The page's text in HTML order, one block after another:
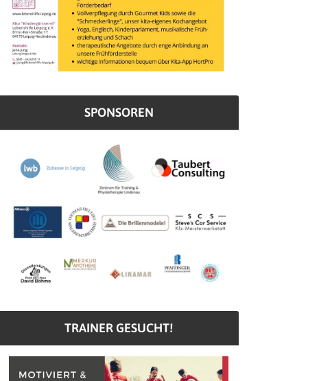
SPONSOREN
TRAINER GESUCHT!